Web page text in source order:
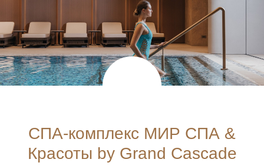
СПА-комплекс МИР СПА &
Красоты by Grand Cascade
СОЛНЕЧНАЯ ПАЛУБА
Представлена каскадом из трёх уровней
эксплуатируемой кровли, оснащённых
Гости Grand Gascade смогут в любое
время наслаждаться прекрасными видами,
открывающимися с солнечной палубы,
принимать солнечные ванны, проводить
водной глади внутренних водоёмов,
провести яркую и стильную фотосессию
на уникальной территории внутреннего
двора Grand Cascade.